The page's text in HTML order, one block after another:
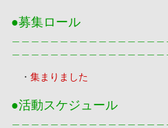
●募集ロール
・ 集まりました
●活動スケジュール